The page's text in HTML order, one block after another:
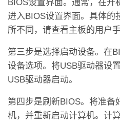
BIOS设置界面。通常，在开
进入BIOS设置界面。具体的
所不同，请查看主板的用户
第三步是选择启动设备。在
设备选项。将USB驱动器设
USB驱动器启动。
第四步是刷新BIOS。将准备
机，并重新启动计算机。计